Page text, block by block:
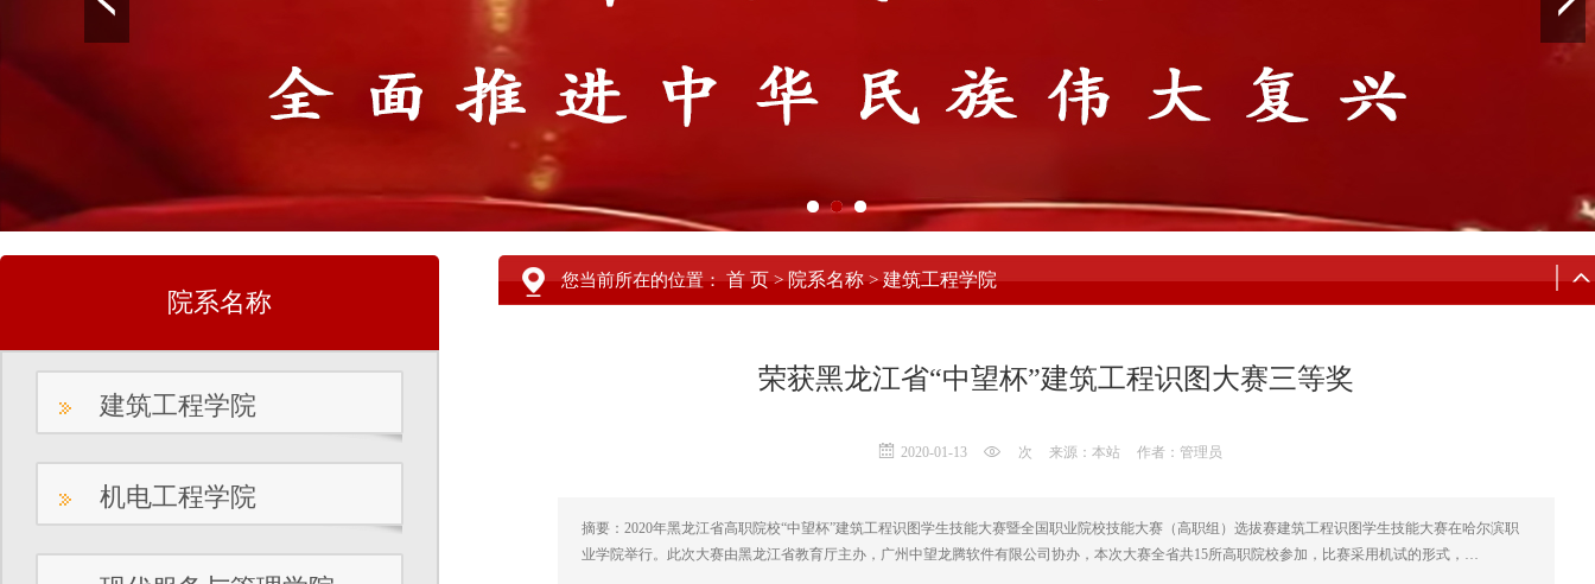
院系名称
建筑工程学院
机电工程学院
您当前所在的位置：首 页>院系名称>建筑工程学院
荣获黑龙江省“中望杯”建筑工程识图大赛三等奖
2020-01-13 次 来源：本站 作者：管理员
摘要：2020年黑龙江省高职院校“中望杯”建筑工程识图学生技能大赛暨全国职业院校技能大赛（高职组）选拔赛建筑工程识图学生技能大赛在哈尔滨职
业学院举行。此次大赛由黑龙江省教育厅主办，广州中望龙腾软件有限公司协办，本次大赛全省共15所高职院校参加，比赛采用机试的形式，…